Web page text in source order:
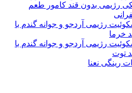
رژیمی بدون قند کامور طعم
رژیمی آردجو و جوانه گندم با
خرما
رژیمی آردجو و جوانه گندم با
توت
رینگی نعنا